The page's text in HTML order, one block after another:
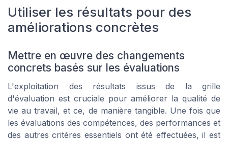
Utiliser les résultats pour des
améliorations concrètes
Mettre en œuvre des changements
concrets basés sur les évaluations
L'exploitation des résultats issus de la grille
d'évaluation est cruciale pour améliorer la qualité de
vie au travail, et ce, de manière tangible. Une fois que
les évaluations des compétences, des performances et
des autres critères essentiels ont été effectuées, il est